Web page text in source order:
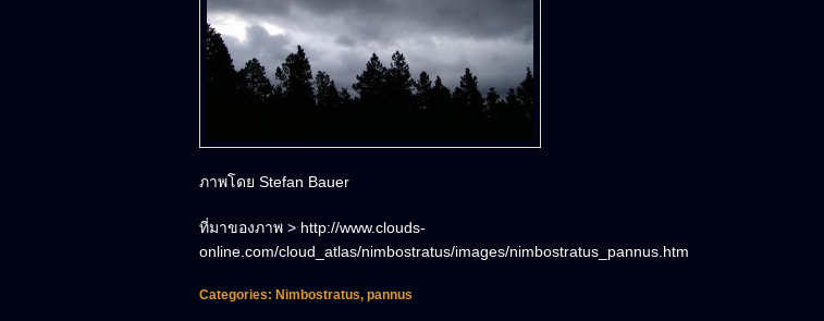
ภาพโดย Stefan Bauer
ที่มาของภาพ > http://www.clouds-
online.com/cloud_atlas/nimbostratus/images/nimbostratus_pannus.htm
Categories: Nimbostratus, pannus